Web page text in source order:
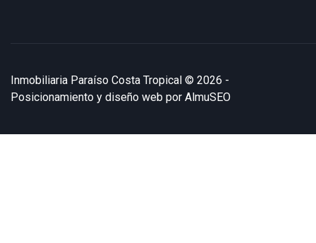
Inmobiliaria Paraíso Costa Tropical © 2026 -
Posicionamiento y diseño web por AlmuSEO